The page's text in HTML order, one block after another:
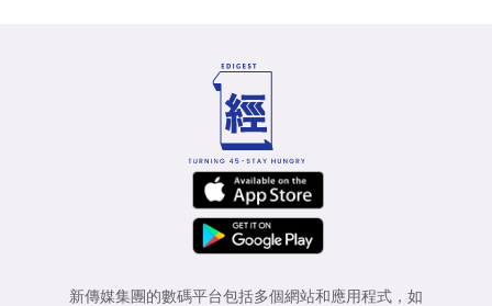
新傳媒集團的數碼平台包括多個網站和應用程式，如